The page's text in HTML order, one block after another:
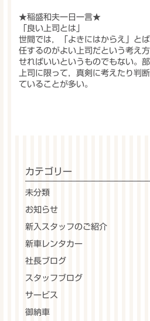
★稲盛和夫一日一言★
「良い上司とは」
世間では，「よきにはからえ」と
任するのがよい上司だという考え
せればいいというものでもない。
上司に限って，真剣に考えたり判
ていることが多い。
カテゴリー
未分類
お知らせ
新入スタッフのご紹介
新車レンタカー
社長ブログ
スタッフブログ
サービス
御納車